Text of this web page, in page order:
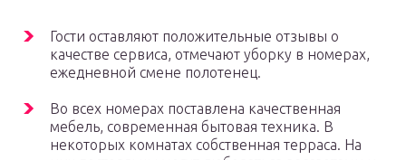
Гости оставляют положительные отзывы о
качестве сервиса, отмечают уборку в номерах,
ежедневной смене полотенец.
Во всех номерах поставлена качественная
мебель, современная бытовая техника. В
некоторых комнатах собственная терраса. На